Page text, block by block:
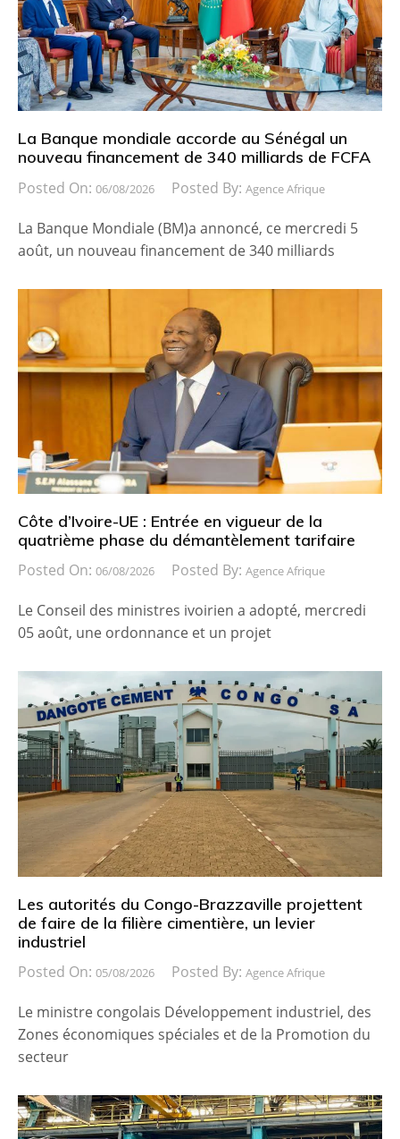
La Banque mondiale accorde au Sénégal un
nouveau financement de 340 milliards de FCFA
Posted On: 06/08/2026 Posted By: Agence Afrique
La Banque Mondiale (BM)a annoncé, ce mercredi 5
août, un nouveau financement de 340 milliards
Côte d’Ivoire-UE : Entrée en vigueur de la
quatrième phase du démantèlement tarifaire
Posted On: 06/08/2026 Posted By: Agence Afrique
Le Conseil des ministres ivoirien a adopté, mercredi
05 août, une ordonnance et un projet
Les autorités du Congo-Brazzaville projettent
de faire de la filière cimentière, un levier
industriel
Posted On: 05/08/2026 Posted By: Agence Afrique
Le ministre congolais Développement industriel, des
Zones économiques spéciales et de la Promotion du
secteur